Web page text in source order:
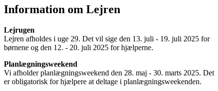
Information om Lejren
Lejrugen
Lejren afholdes i uge 29. Det vil sige den 13. juli - 19. juli 2025 for
børnene og den 12. - 20. juli 2025 for hjælperne.
Planlægningsweekend
Vi afholder planlægningsweekend den 28. maj - 30. marts 2025. Det
er obligatorisk for hjælpere at deltage i planlægningsweekenden.